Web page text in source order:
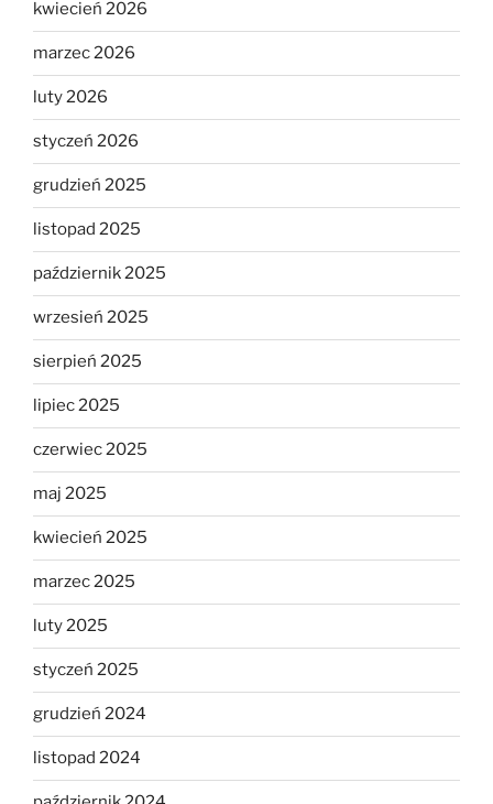
kwiecień 2026
marzec 2026
luty 2026
styczeń 2026
grudzień 2025
listopad 2025
październik 2025
wrzesień 2025
sierpień 2025
lipiec 2025
czerwiec 2025
maj 2025
kwiecień 2025
marzec 2025
luty 2025
styczeń 2025
grudzień 2024
listopad 2024